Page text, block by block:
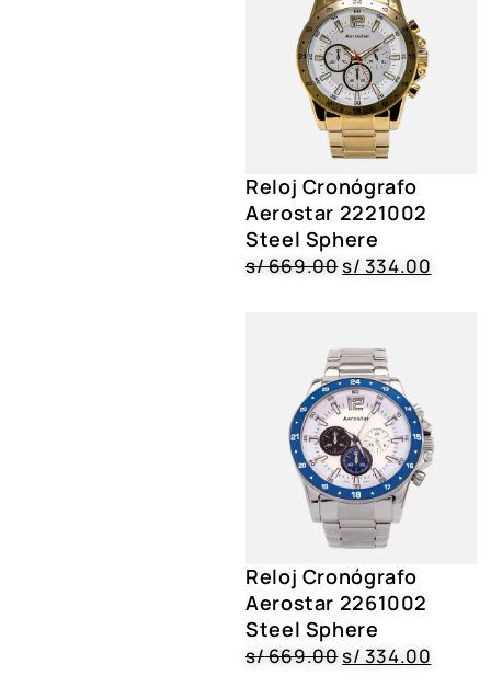
Reloj Cronógrafo
Aerostar 2221002
Steel Sphere
s/669.00s/ 334.00
Reloj Cronógrafo
Aerostar 2261002
Steel Sphere
s/669.00s/ 334.00